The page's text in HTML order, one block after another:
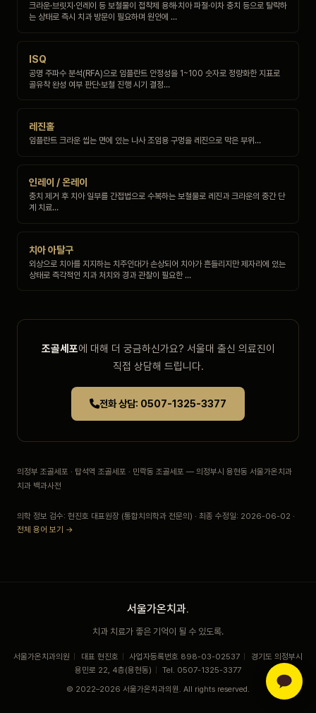
크라운·브릿지·인레이 등 보철물이 접착제 용해·치아 파절·이차 충치 등으로 탈락하
는 상태로 즉시 치과 방문이 필요하며 원인에 …
ISQ
공명 주파수 분석(RFA)으로 임플란트 안정성을 1~100 숫자로 정량화한 지표로
골유착 완성 여부 판단·보철 진행 시기 결정…
레진홀
임플란트 크라운 씹는 면에 있는 나사 조임용 구멍을 레진으로 막은 부위…
인레이 / 온레이
충치 제거 후 치아 일부를 간접법으로 수복하는 보철물로 레진과 크라운의 중간 단
계 치료…
치아 아탈구
외상으로 치아를 지지하는 치주인대가 손상되어 치아가 흔들리지만 제자리에 있는
상태로 즉각적인 치과 처치와 경과 관찰이 필요한 …
조골세포에 대해 더 궁금하신가요? 서울대 출신 의료진이
직접 상담해 드립니다.
전화 상담: 0507-1325-3377
의정부 조골세포 · 탑석역 조골세포 · 민락동 조골세포 — 의정부시 용현동 서울가온치과
치과 백과사전
의학 정보 검수: 현진호 대표원장 (통합치의학과 전문의) · 최종 수정일: 2026-06-02 ·
전체 용어 보기 →
서울가온치과.
치과 치료가 좋은 기억이 될 수 있도록.
서울가온치과의원 대표 현진호 사업자등록번호 898-03-02537
경기도 의정부시
용민로 22, 4층(용현동)
Tel. 0507-1325-3377
© 2022–2026 서울가온치과의원. All rights reserved.